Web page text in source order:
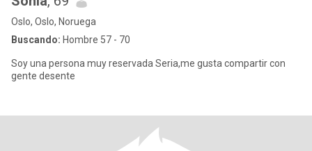
Oslo, Oslo, Noruega
Buscando: Hombre 57 - 70
Soy una persona muy reservada Seria,me gusta compartir con
gente desente